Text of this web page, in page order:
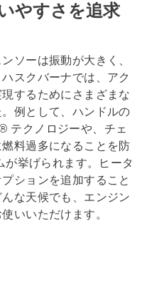
やすさを追求
ソーは振動が大きく、
スクバーナでは、アク
するためにさまざまな
例として、ハンドルの
テクノロジーや、チェ
料過多になることを防
挙げられます。ヒータ
ションを追加すること
な天候でも、エンジン
いいただけます。